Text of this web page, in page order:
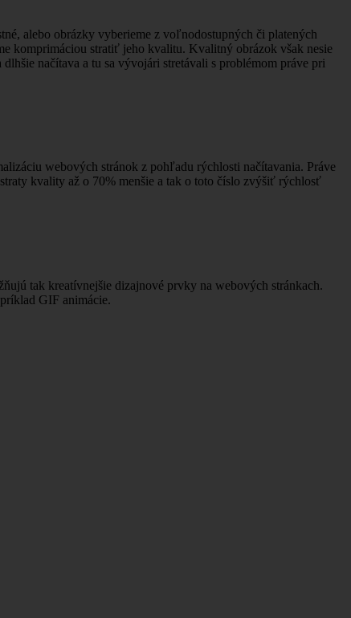
alebo obrázky vyberieme z voľnodostupných či platených
komprimáciou stratiť jeho kvalitu. Kvalitný obrázok však nesie
načítava a tu sa vývojári stretávali s problémom práve pri
webových stránok z pohľadu rýchlosti načítavania. Práve
kvality až o 70% menšie a tak o toto číslo zvýšiť rýchlosť
tak kreatívnejšie dizajnové prvky na webových stránkach.
GIF animácie.